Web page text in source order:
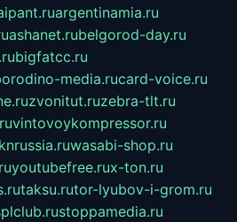
argentinamia.ru
ashanet.rubelgorod-day.ru
bigfatcc.ru
media.rucard-voice.ru
zvonitut.ruzebra-tlt.ru
vintovoykompressor.ru
wasabi-shop.ru
youtubefree.rux-ton.ru
taksu.rutor-lyubov-i-grom.ru
stoppamedia.ru